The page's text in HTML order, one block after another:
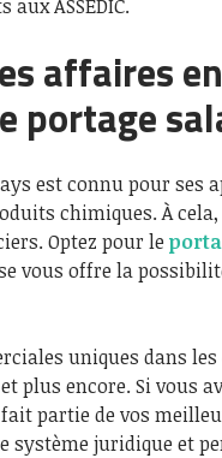
ASSEDIC.
affaires
portage
est connu pour ses
chimiques. À
Optez pour le
vous offre la
uniques dans
plus encore. Si vous
partie de vos
système juridique et